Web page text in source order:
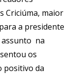
Criciúma, maior
a presidente
assunto na
os
positivo da